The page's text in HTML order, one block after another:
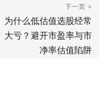
下一页 »
为什么低估值选股经常
大亏？避开市盈率与市
净率估值陷阱